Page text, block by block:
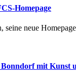
Homepage
seine neue
mit Kunst